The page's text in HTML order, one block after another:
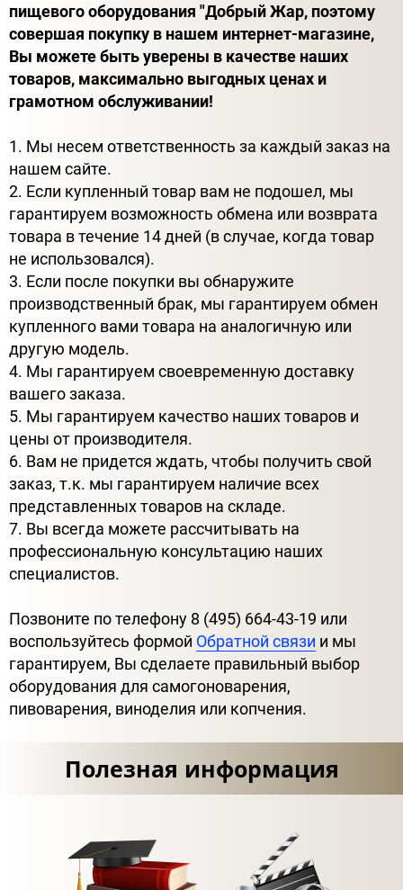
пищевого оборудования "Добрый Жар, поэтому
совершая покупку в нашем интернет-магазине,
Вы можете быть уверены в качестве наших
товаров, максимально выгодных ценах и
грамотном обслуживании!
1. Мы несем ответственность за каждый заказ на
нашем сайте.
2. Если купленный товар вам не подошел, мы
гарантируем возможность обмена или возврата
товара в течение 14 дней (в случае, когда товар
не использовался).
3. Если после покупки вы обнаружите
производственный брак, мы гарантируем обмен
купленного вами товара на аналогичную или
другую модель.
4. Мы гарантируем своевременную доставку
вашего заказа.
5. Мы гарантируем качество наших товаров и
цены от производителя.
6. Вам не придется ждать, чтобы получить свой
заказ, т.к. мы гарантируем наличие всех
представленных товаров на складе.
7. Вы всегда можете рассчитывать на
профессиональную консультацию наших
специалистов.
Позвоните по телефону 8 (495) 664-43-19 или
воспользуйтесь формой Обратной связи и мы
гарантируем, Вы сделаете правильный выбор
оборудования для самогоноварения,
пивоварения, виноделия или копчения.
Полезная информация